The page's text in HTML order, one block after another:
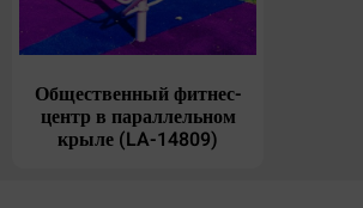
Общественный фитнес-
центр в параллельном
крыле (LA-14809)